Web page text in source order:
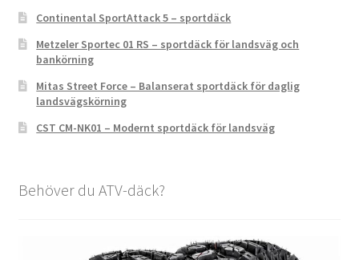
Continental SportAttack 5 – sportdäck
Metzeler Sportec 01 RS – sportdäck för landsväg och
bankörning
Mitas Street Force – Balanserat sportdäck för daglig
landsvägskörning
CST CM-NK01 – Modernt sportdäck för landsväg
Behöver du ATV-däck?